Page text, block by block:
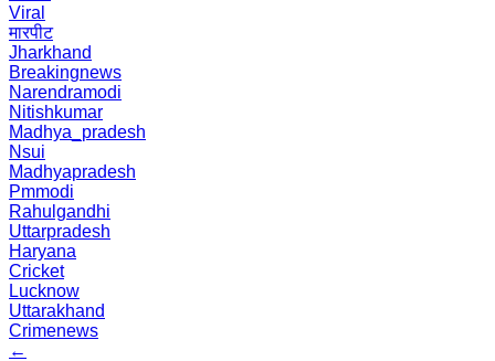
Viral
मारपीट
Jharkhand
Breakingnews
Narendramodi
Nitishkumar
Madhya_pradesh
Nsui
Madhyapradesh
Pmmodi
Rahulgandhi
Uttarpradesh
Haryana
Cricket
Lucknow
Uttarakhand
Crimenews
←